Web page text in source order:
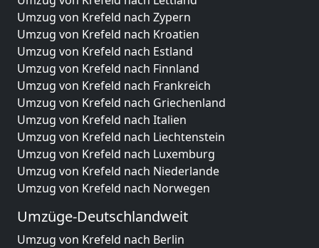
Umzug von Krefeld nach Zypern
Umzug von Krefeld nach Kroatien
Umzug von Krefeld nach Estland
Umzug von Krefeld nach Finnland
Umzug von Krefeld nach Frankreich
Umzug von Krefeld nach Griechenland
Umzug von Krefeld nach Italien
Umzug von Krefeld nach Liechtenstein
Umzug von Krefeld nach Luxemburg
Umzug von Krefeld nach Niederlande
Umzug von Krefeld nach Norwegen
Umzüge-Deutschlandweit
Umzug von Krefeld nach Berlin